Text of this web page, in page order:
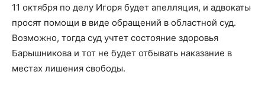
11 октября по делу Игоря будет апелляция, и адвокаты
просят помощи в виде обращений в областной суд.
Возможно, тогда суд учтет состояние здоровья
Барышникова и тот не будет отбывать наказание в
местах лишения свободы.